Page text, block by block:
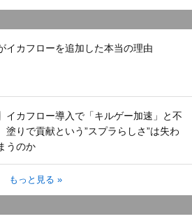
イカフローを追加した本当の理由
イカフロー導入で「キルゲー加速」と不
塗りで貢献という”スプラらしさ”は失わ
うのか
もっと見る »